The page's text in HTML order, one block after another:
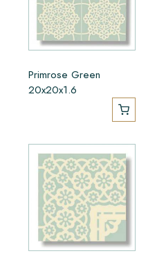
Primrose Green
20x20x1.6